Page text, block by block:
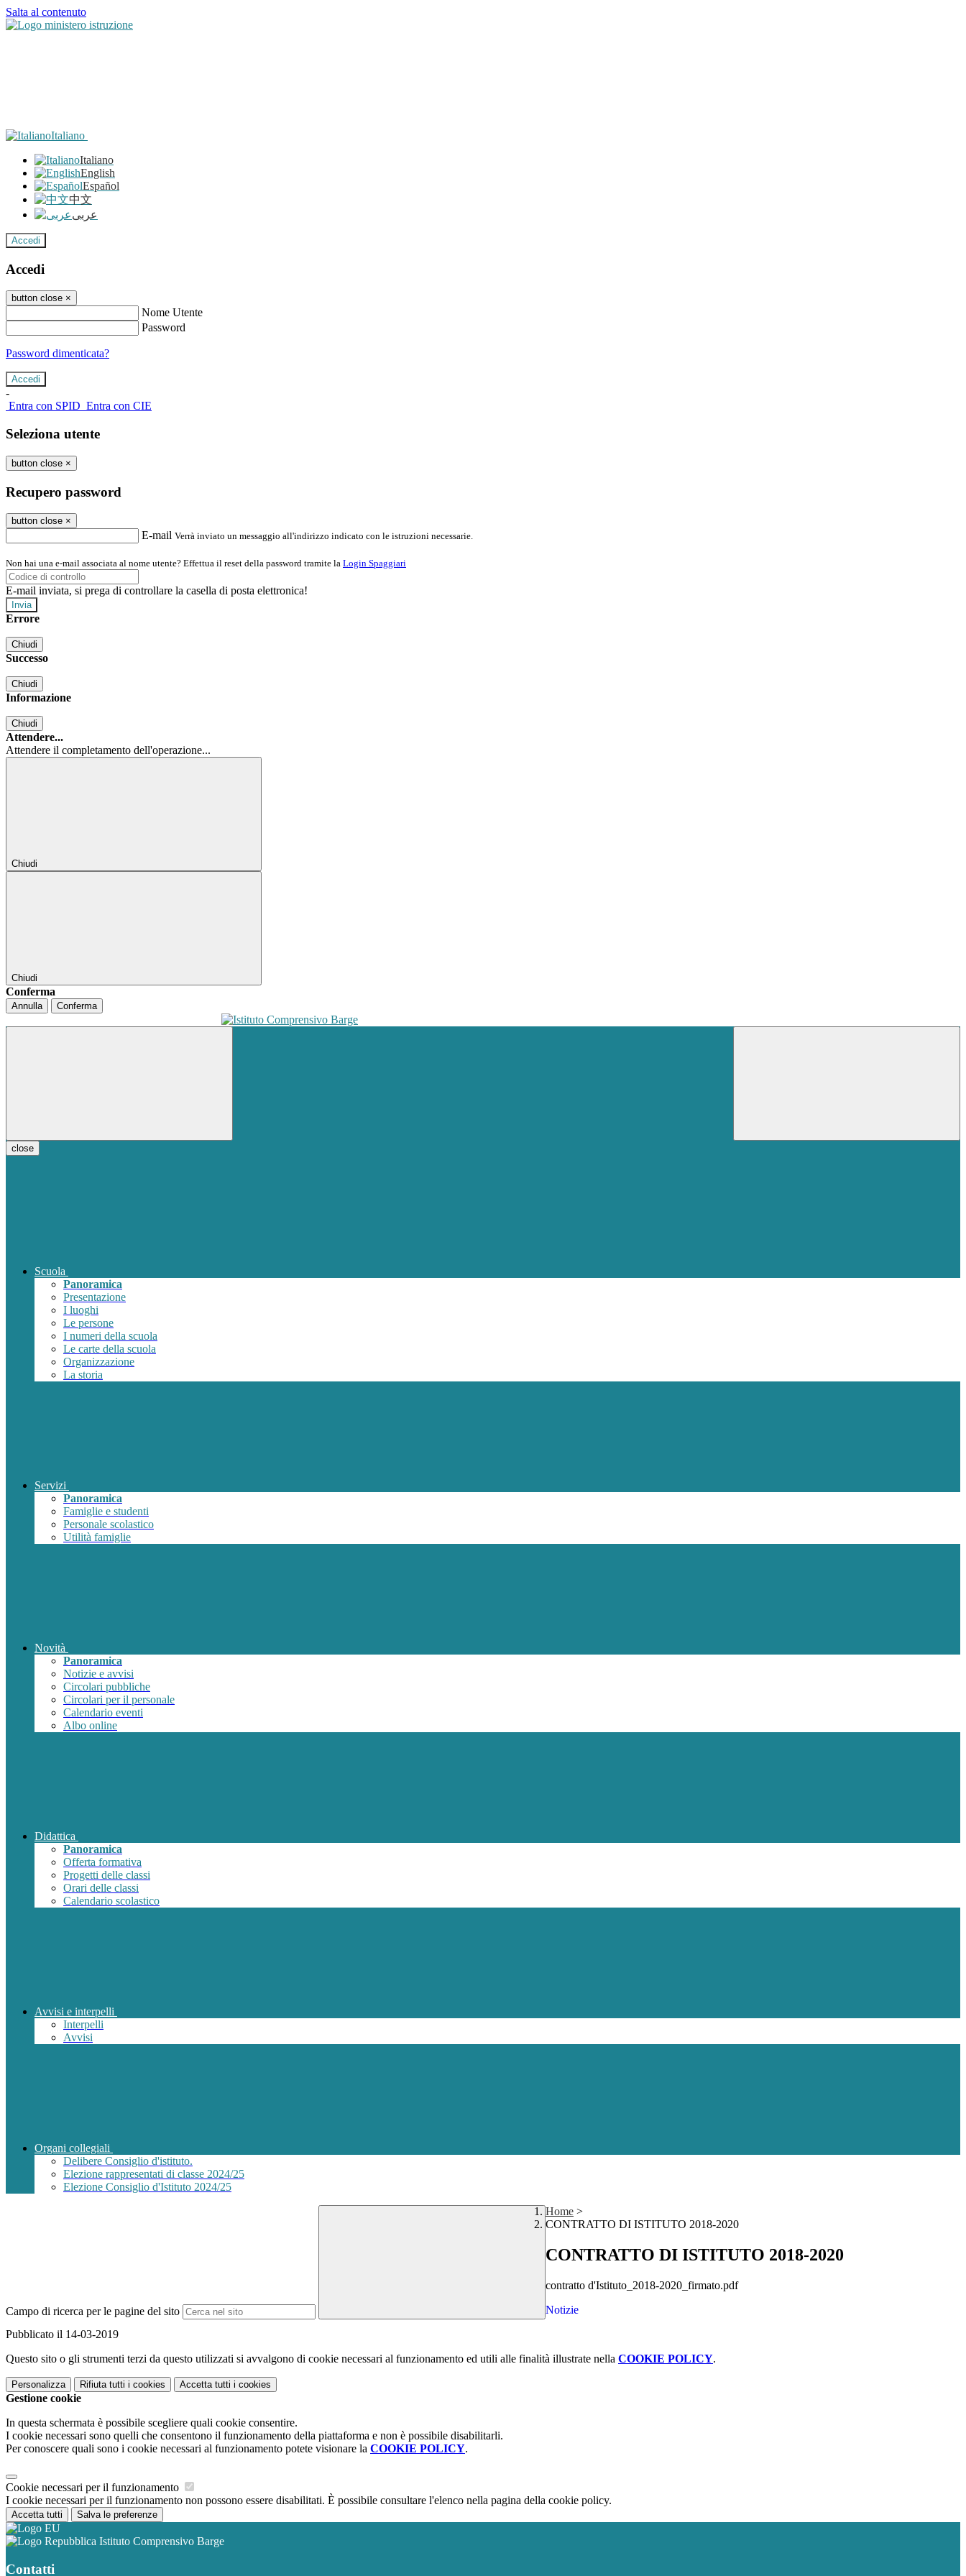
Salta al contenuto
Italiano
Italiano
English
Español
中文
عربى
Accedi
Accedi
button close ×
Nome Utente
Password
Password dimenticata?
-
Entra con SPID Entra con CIE
Seleziona utente
button close ×
Recupero password
button close ×
E-mail Verrà inviato un messaggio all'indirizzo indicato con le istruzioni necessarie.
Non hai una e-mail associata al nome utente? Effettua il reset della password tramite la Login Spaggiari
E-mail inviata, si prega di controllare la casella di posta elettronica!
Errore
Chiudi
Successo
Chiudi
Informazione
Chiudi
Attendere...
Attendere il completamento dell'operazione...
Chiudi
Chiudi
Conferma
Annulla Conferma
close
Scuola
Panoramica
Presentazione
I luoghi
Le persone
I numeri della scuola
Le carte della scuola
Organizzazione
La storia
Servizi
Panoramica
Famiglie e studenti
Personale scolastico
Utilità famiglie
Novità
Panoramica
Notizie e avvisi
Circolari pubbliche
Circolari per il personale
Calendario eventi
Albo online
Didattica
Panoramica
Offerta formativa
Progetti delle classi
Orari delle classi
Calendario scolastico
Avvisi e interpelli
Interpelli
Avvisi
Organi collegiali
Delibere Consiglio d'istituto.
Elezione rappresentati di classe 2024/25
Elezione Consiglio d'Istituto 2024/25
Campo di ricerca per le pagine del sito
Home >
CONTRATTO DI ISTITUTO 2018-2020
CONTRATTO DI ISTITUTO 2018-2020
contratto d'Istituto_2018-2020_firmato.pdf
Notizie
Pubblicato il 14-03-2019
Questo sito o gli strumenti terzi da questo utilizzati si avvalgono di cookie necessari al funzionamento ed utili alle finalità illustrate nella COOKIE POLICY.
Personalizza Rifiuta tutti i cookies Accetta tutti i cookies
Gestione cookie
In questa schermata è possibile scegliere quali cookie consentire.
I cookie necessari sono quelli che consentono il funzionamento della piattaforma e non è possibile disabilitarli.
Per conoscere quali sono i cookie necessari al funzionamento potete visionare la COOKIE POLICY.
Cookie necessari per il funzionamento
I cookie necessari per il funzionamento non possono essere disabilitati. È possibile consultare l'elenco nella pagina della cookie policy.
Accetta tutti Salva le preferenze
Istituto Comprensivo Barge
Contatti